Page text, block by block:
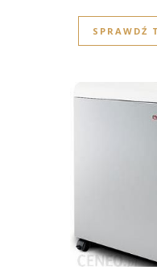
SPRAWDŹ